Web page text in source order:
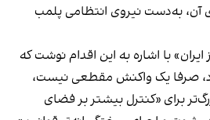
آن، به‌دست نیروی انتظامی پلمب
با اشاره به این اقدام نوشت که
صرفا یک واکنش مقطعی نیست،
برای «کنترل بیشتر بر فضای